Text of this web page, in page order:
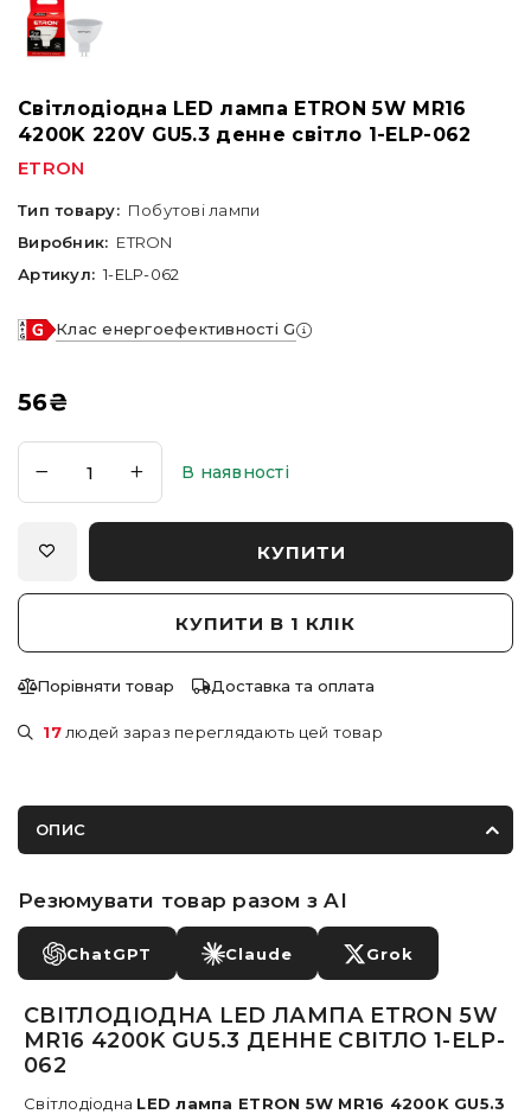
Світлодіодна LED лампа ETRON 5W MR16
4200K 220V GU5.3 денне світло 1-ELP-062
ETRON
Тип товару: Побутові лампи
Виробник: ETRON
Артикул: 1-ELP-062
Клас енергоефективності G
56₴
В наявності
КУПИТИ
КУПИТИ В 1 КЛІК
Порівняти товар Доставка та оплата
17людей зараз переглядають цей товар
ОПИС
Резюмувати товар разом з AI
ChatGPT Claude Grok
СВІТЛОДІОДНА LED ЛАМПА ETRON 5W
MR16 4200K GU5.3 ДЕННЕ СВІТЛО 1-ELP-
062
Світлодіодна LED лампа ETRON 5W MR16 4200K GU5.3